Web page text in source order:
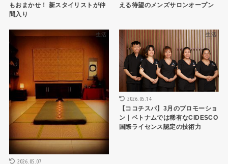
もおまかせ！ 新スタイリストが仲
間入り
える待望のメンズサロンオープン
生活
2026.05.07
生活
2026.05.14
【ココチスパ】3月のプロモーショ
ン｜ベトナムでは稀有なCIDESCO
国際ライセンス認定の技術力